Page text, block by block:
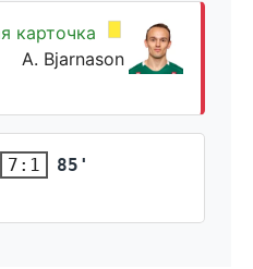
карточка
A. Bjarnason
7:1 85'